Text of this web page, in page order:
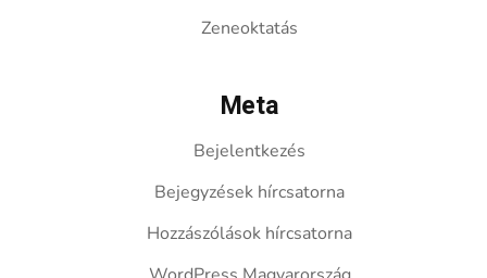
Zeneoktatás
Meta
Bejelentkezés
Bejegyzések hírcsatorna
Hozzászólások hírcsatorna